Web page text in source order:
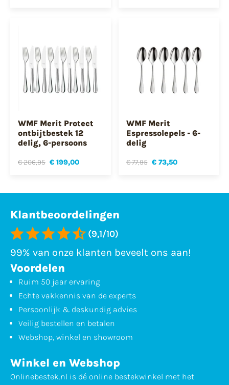
WMF Merit Protect
ontbijtbestek 12
delig, 6-persoons
€ 206,95 € 199,00
WMF Merit
Espressolepels - 6-
delig
€ 77,95 € 73,50
Klantbeoordelingen
(9,1/10)
99% van onze klanten beveelt ons aan!
Voordelen
Ruim 50 jaar ervaring
Echte vakkennis van de experts
Persoonlijk & deskundig advies
Veilig bestellen en betalen
Webshop, winkel en showroom
Winkel en Webshop
Onlinebestek.nl is dé online bestekwinkel met het